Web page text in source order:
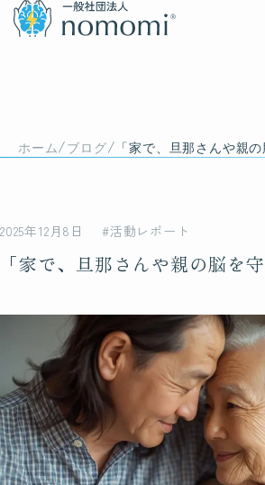
私たちについて
海外での活動
脳もみについて
About nomomi
脳もみとは
脳もみの効果
ビギナークラスについて
ホーム/ブログ/ 「家で、旦那さんや親
2025年12月8日 #活動レポート
「家で、旦那さんや親の脳を